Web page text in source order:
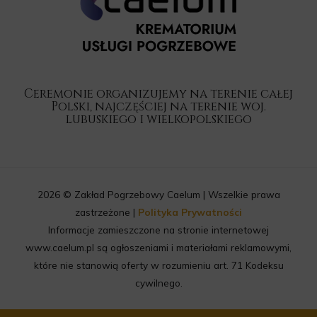
Ceremonie organizujemy na terenie całej
Polski, najczęściej na terenie woj.
lubuskiego i wielkopolskiego
2026 © Zakład Pogrzebowy Caelum | Wszelkie prawa
zastrzeżone | Polityka Prywatności
Informacje zamieszczone na stronie internetowej
www.caelum.pl są ogłoszeniami i materiałami reklamowymi,
które nie stanowią oferty w rozumieniu art. 71 Kodeksu
cywilnego.